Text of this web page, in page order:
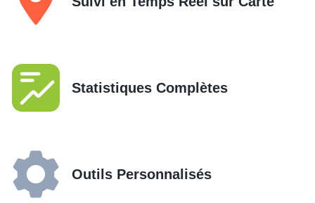
Statistiques Complètes
Outils Personnalisés